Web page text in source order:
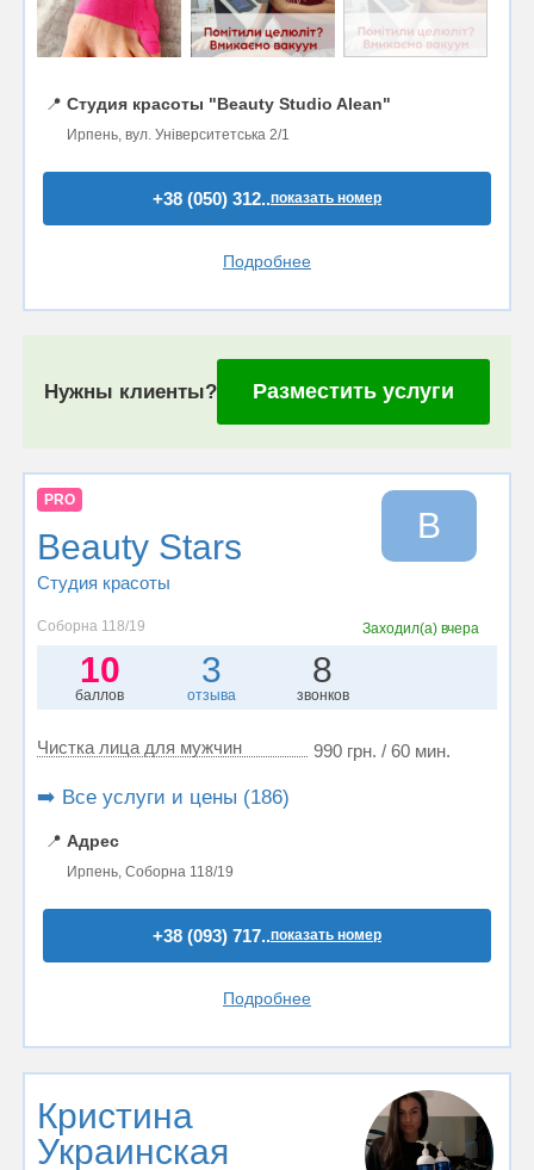
📍 Студия красоты "Beauty Studio Alean"
Ирпень, вул. Університетська 2/1
+38 (050) 312..показать номер
Подробнее
Нужны клиенты? Разместить услуги
PRO
Beauty Stars
Студия красоты
B
Соборна 118/19 Заходил(а) вчера
10
баллов
3
отзыва
8
звонков
Чистка лица для мужчин 990 грн. / 60 мин.
➡️ Все услуги и цены (186)
📍 Адрес
Ирпень, Соборна 118/19
+38 (093) 717..показать номер
Подробнее
Кристина
Украинская